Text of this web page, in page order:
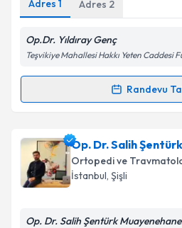
Kişisel verilerimin
Metni'ni okudum ve
kapsamda işlenmesini
Takvim
Adres 1 Adres 2
Op.Dr. Yıldıray Genç
Teşvikiye Mahallesi Hakkı Yeten Caddesi
Randevu
Randevu Takvimi Talebi
Op. Dr. Yıldıray Gençiçin
oluşturun. Size bu uzmandan
takvim hazırlandığında e-
Op. Dr. Salih Şentürk
Ortopedi ve
İstanbul, Şişli
Op. Dr. Salih Şentürk